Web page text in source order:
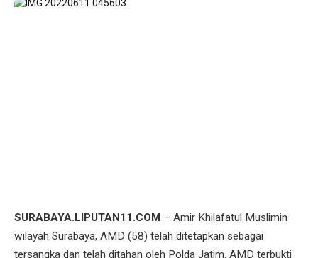
SURABAYA.LIPUTAN11.COM – Amir Khilafatul Muslimin
wilayah Surabaya, AMD (58) telah ditetapkan sebagai
tersangka dan telah ditahan oleh Polda Jatim. AMD terbukti